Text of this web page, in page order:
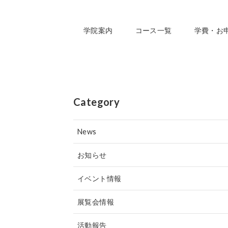
学院案内 コース一覧 学費・お
Category
News
お知らせ
イベント情報
展覧会情報
活動報告